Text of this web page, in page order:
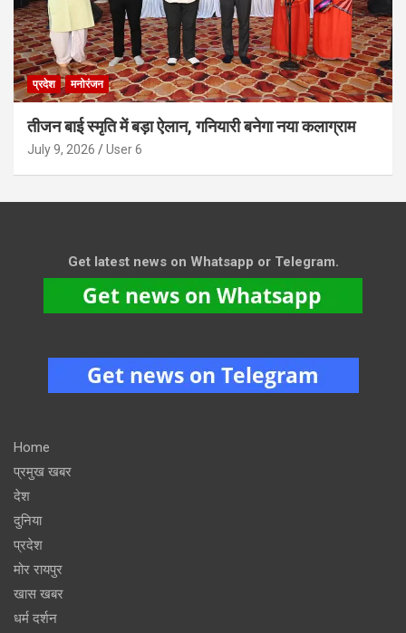
प्रदेश मनोरंजन
तीजन बाई स्मृति में बड़ा ऐलान, गनियारी बनेगा नया कलाग्राम
July 9, 2026 User 6
Get latest news on Whatsapp or Telegram.
Home
प्रमुख खबर
देश
दुनिया
प्रदेश
मोर रायपुर
खास खबर
धर्म दर्शन